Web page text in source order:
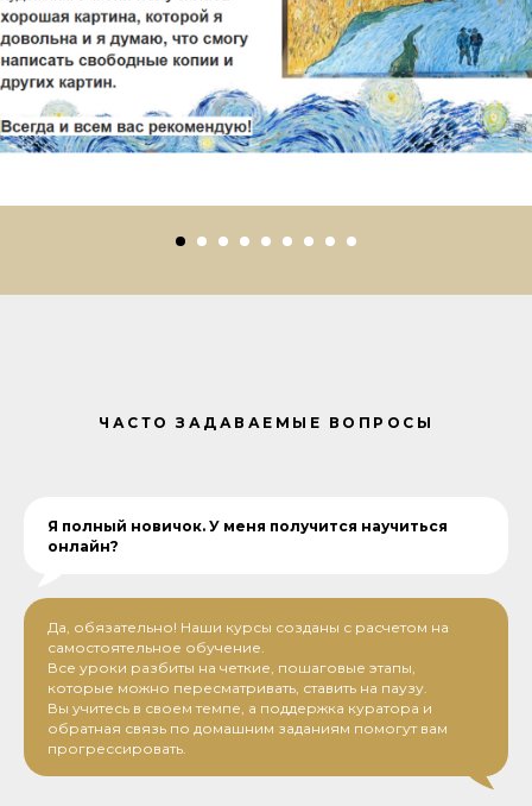
ЧАСТО ЗАДАВАЕМЫЕ ВОПРОСЫ
Я полный новичок. У меня получится научиться
онлайн?
Да, обязательно! Наши курсы созданы с расчетом на
самостоятельное обучение.
Все уроки разбиты на четкие, пошаговые этапы,
которые можно пересматривать, ставить на паузу.
Вы учитесь в своем темпе, а поддержка куратора и
обратная связь по домашним заданиям помогут вам
прогрессировать.